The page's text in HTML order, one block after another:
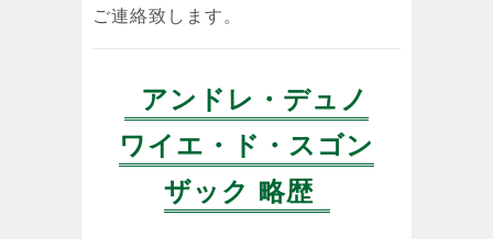
ご連絡致します。
アンドレ・デュノ
ワイエ・ド・スゴン
ザック 略歴